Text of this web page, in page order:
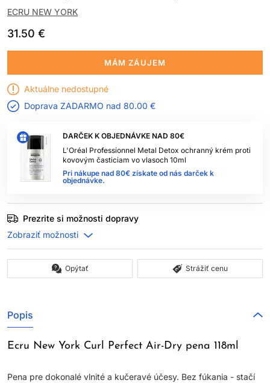
ECRU NEW YORK
31.50 €
DARČEK K OBJEDNÁVKE NAD 80€
L'Oréal Professionnel Metal Detox ochranný krém proti
kovovým časticiam vo vlasoch 10ml
Pri nákupe nad 80€ získate od nás darček k
objednávke.
MÁM ZÁUJEM
Aktuálne nedostupné
Doprava ZADARMO nad 80.00 €
Prezrite si možnosti dopravy
Opýtať Strážiť cenu
Popis
Ecru New York Curl Perfect Air-Dry pena 118ml
Pena pre dokonalé vlnité a kučeravé účesy. Bez fúkania - stačí